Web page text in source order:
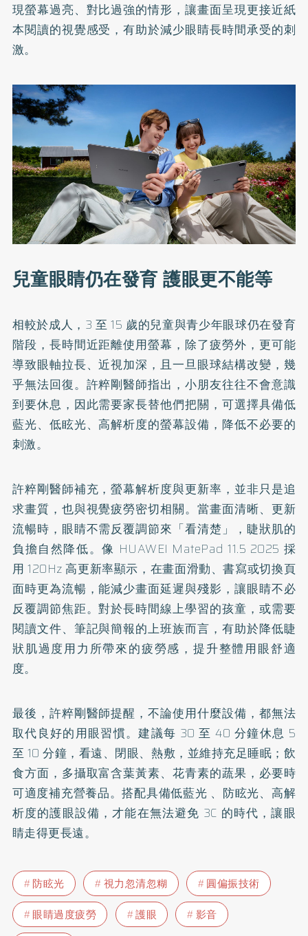
現螢幕過亮、對比過強的情形，讓畫面呈現更接近紙
本閱讀的視覺感受，有助於減少眼睛長時間承受的刺
激。
兒童眼睛仍在發育 護眼更不能等
相較於成人，3 至 15 歲的兒童與青少年眼球仍在發育
階段，長時間近距離使用螢幕，除了疲勞外，更可能
導致眼軸拉長、近視加深，且一旦眼球結構改變，幾
乎無法回復。許粹剛醫師指出，小朋友往往不會意識
到要休息，因此需要家長替他們把關，可選擇具備低
藍光、低眩光、高解析度的螢幕設備，降低不必要的
刺激。
許粹剛醫師補充，螢幕解析度與更新率，並非只是追
求畫質，也與視覺疲勞密切相關。當畫面清晰、更新
流暢時，眼睛不需反覆調節來「看清楚」，睫狀肌的
負擔自然降低。像 HUAWEI MatePad 11.5 2025 採
用 120Hz 高更新率顯示，在畫面滑動、書寫或切換頁
面時更為流暢，能減少畫面延遲與殘影，讓眼睛不必
反覆調節焦距。對於長時間線上學習的孩童，或需要
閱讀文件、筆記與簡報的上班族而言，有助於降低睫
狀肌過度用力所帶來的疲勞感，提升整體用眼舒適
度。
最後，許粹剛醫師提醒，不論使用什麼設備，都無法
取代良好的用眼習慣。建議每 30 至 40 分鐘休息 5
至 10 分鐘，看遠、閉眼、熱敷，並維持充足睡眠；飲
食方面，多攝取富含葉黃素、花青素的蔬果，必要時
可適度補充營養品。搭配具備低藍光 、防眩光、高解
析度的護眼設備，才能在無法避免 3C 的時代，讓眼
睛走得更長遠。
防眩光 視力忽清忽糊
圓偏振技術
眼睛過度疲勞
護眼
影音